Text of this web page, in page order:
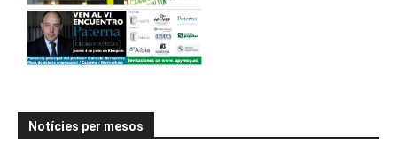
Notícies per mesos